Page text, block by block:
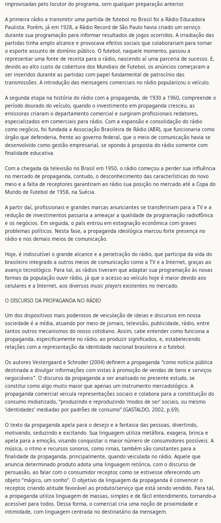
improvisadas pelo locutor do programa, sem qualquer preparação anterior.
A primeira rádio a transmitir uma partida de futebol no Brasil foi a Rádio Educadora
Paulista. Porém, já em 1928, a Rádio Record de São Paulo havia criado um serviço
durante sua programação para informar resultados de jogos ocorridos. A irradiação das
partidas tinha amplo alcance e provocava efeitos sociais que colaborariam para tornar
o esporte assunto de domínio público. O futebol, naquele momento, passou a
representar uma fonte de receita para o rádio, nascendo aí uma parceria de sucesso. E,
devido ao alto custo da cobertura dos Mundiais de Futebol, os anúncios começaram a
ser inseridos durante as partidas com papel fundamental de patrocínio das
transmissões. A introdução das mensagens comerciais no rádio popularizou o veículo.
A segunda etapa na história do rádio com a propaganda, de 1930 a 1960, compreende o
período dourado do veículo, quando o investimento em propaganda cresceu, as
emissoras criaram o departamento comercial e surgiram profissionais redatores,
especializados em comerciais para rádio. Com a expansão e consolidação do rádio
como negócio, foi fundada a Associação Brasileira de Rádio (ABR), que funcionaria como
órgão que defenderia, frente ao governo federal, que o meio de comunicação havia se
desenvolvido como gestão empresarial, se opondo à proposta do rádio somente com
finalidade educativa.
Com a chegada da televisão no Brasil em 1950, o rádio começou a perder sua influência
no mercado de propaganda, contudo, o desconhecimento das características do novo
meio e a falta de receptores garantiram ao rádio sua posição no mercado até a Copa do
Mundo de Futebol de 1958, na Suécia.
A partir daí, profissionais e grandes marcas anunciantes se transfeririam para a TV e a
redução de investimentos passaria a ameaçar a qualidade da programação radiofônica
e os negócios. Em seguida, o país entrou em estagnação econômica com graves
problemas políticos. Nesta fase, a propaganda ideológica marcou forte presença no
rádio e nos demais meios de comunicação.
Hoje, é indiscutível o grande alcance e a penetração do rádio, que participa da vida do
brasileiro integrado a outros meios de comunicação como a TV e a Internet, graças ao
avanço tecnológico. Para tal, as rádios tiveram que adaptar sua programação às novas
formas da população ouvir rádio, já que o acesso ao veículo hoje é maior devido aos
celulares e a Internet, aos diversos music players existentes no mercado.
O DISCURSO DA PROPAGANDA NO RÁDIO
Um dos dispositivos mais poderosos de veiculação de ideias e discursos em nossa
sociedade é a mídia, atuando por meio de jornais, televisão, publicidade, rádio, entre
tantos outros mecanismos do nosso cotidiano. Assim, cabe entender como funciona a
propaganda, especificamente no rádio, ao produzir significados, e, estabelecendo
relações com a representação da identidade nacional brasileira e o futebol.
Os autores Vestergaard e Schroder (2004) definem a propaganda “como notícia pública
destinada a divulgar informações com vistas à promoção de vendas de bens e serviços
negociáveis”. O discurso da propaganda a ser analisado no presente estudo, se
constitui como algo muito maior que apenas um instrumento mercadológico. A
propaganda comercial veicula representações sociais e colabora para a constituição do
consumo midiatizado, “produzindo e reproduzindo ‘modos de ser’ sociais, ou mesmo
‘identidades’ mediadas por padrões de consumo” (GASTALDO, 2002, p.69).
O texto da propaganda apela para o desejo e a fantasia das pessoas, divertindo,
motivando, seduzindo e excitando. Sua linguagem utiliza metáfora, exagera, brinca e
apela para a emoção, visando conquistar o maior número de consumidores possíveis. A
música, o ritmo e recursos sonoros, como rimas, também são constantes para a
finalidade da propaganda, principalmente, quando veiculada no rádio. Aquele que
anuncia determinado produto adota uma linguagem retórica, com o discurso de
persuasão, ao falar com o consumidor receptor, como se estivesse oferecendo um
objeto “mágico, um sonho”. O objetivo da linguagem da propaganda é convencer o
receptor, criando atitude favorável ao produto/serviço que está sendo vendido. Para tal,
a propaganda utiliza linguagem de massas, simples e de fácil entendimento, tornando-a
acessível para todos. Dessa forma, o comercial cria uma noção de proximidade e
intimidade, com linguagem centrada no destinatário da mensagem.